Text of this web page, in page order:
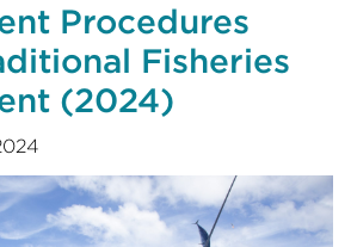
Procedures
Fisheries
(2024)